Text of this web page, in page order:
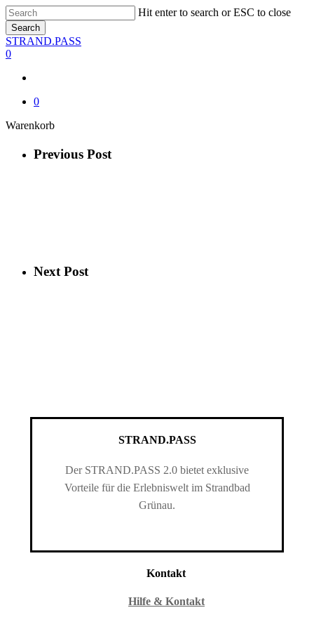
Skip
to
main
content
Hit enter to search or ESC to close
Search
Close
Search
STRAND.PASS
0
0
WarenkorbClose
Previous Post
Next Post
STRAND.PASS
Der STRAND.PASS 2.0 bietet exklusive
Vorteile für die Erlebniswelt im Strandbad
Grünau.
Kontakt
Hilfe & Kontakt